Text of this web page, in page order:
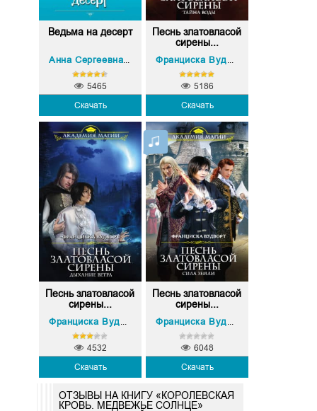
Ведьма на десерт
Скачать
5465
Песнь златовласой
сирены...
Скачать
5186
Песнь златовласой
сирены...
Скачать
4532
Песнь златовласой
сирены...
Скачать
6048
ОТЗЫВЫ НА КНИГУ «КОРОЛЕВСКАЯ
КРОВЬ. МЕДВЕЖЬЕ СОЛНЦЕ»